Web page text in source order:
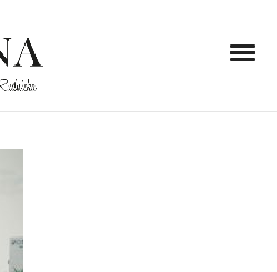
2020